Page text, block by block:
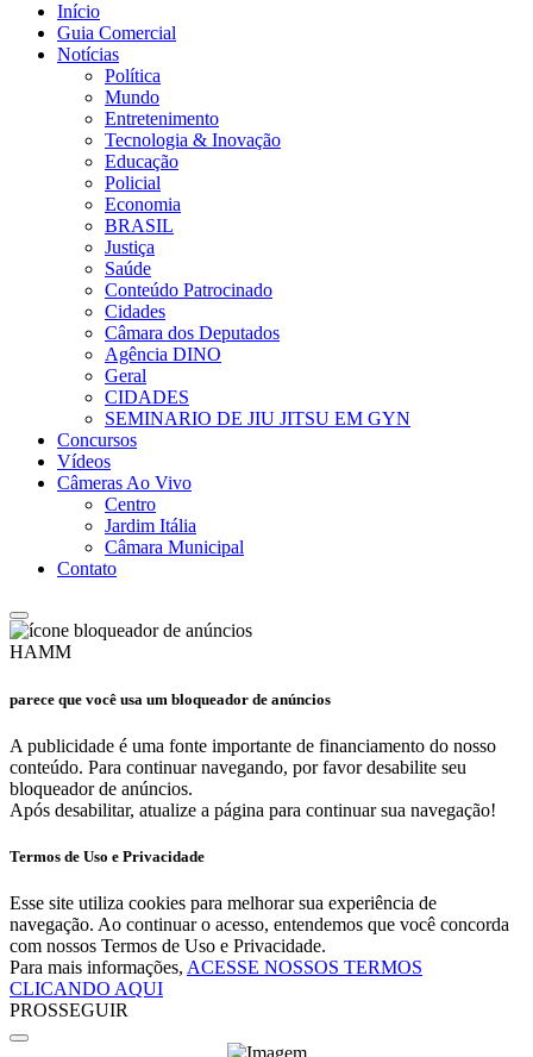
Início
Guia Comercial
Notícias
Política
Mundo
Entretenimento
Tecnologia & Inovação
Educação
Policial
Economia
BRASIL
Justiça
Saúde
Conteúdo Patrocinado
Cidades
Câmara dos Deputados
Agência DINO
Geral
CIDADES
SEMINARIO DE JIU JITSU EM GYN
Concursos
Vídeos
Câmeras Ao Vivo
Centro
Jardim Itália
Câmara Municipal
Contato
HAMM
parece que você usa um bloqueador de anúncios
A publicidade é uma fonte importante de financiamento do nosso
conteúdo. Para continuar navegando, por favor desabilite seu
bloqueador de anúncios.
Após desabilitar, atualize a página para continuar sua navegação!
Termos de Uso e Privacidade
Esse site utiliza cookies para melhorar sua experiência de
navegação. Ao continuar o acesso, entendemos que você concorda
com nossos Termos de Uso e Privacidade.
Para mais informações, ACESSE NOSSOS TERMOS
CLICANDO AQUI
PROSSEGUIR